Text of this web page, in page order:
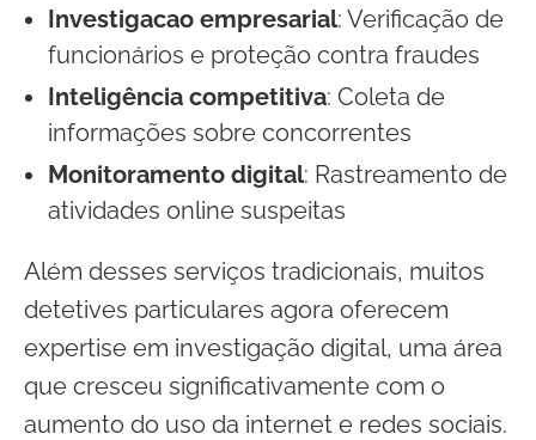
Investigacao empresarial: Verificação de
funcionários e proteção contra fraudes
Inteligência competitiva: Coleta de
informações sobre concorrentes
Monitoramento digital: Rastreamento de
atividades online suspeitas
Além desses serviços tradicionais, muitos
detetives particulares agora oferecem
expertise em investigação digital, uma área
que cresceu significativamente com o
aumento do uso da internet e redes sociais.